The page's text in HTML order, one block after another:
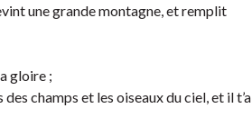
une grande montagne, et remplit
gloire ;
champs et les oiseaux du ciel, et il t’a